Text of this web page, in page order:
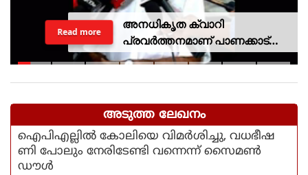
അനധികൃത ക്വാറി
പ്രവര്‍ത്തനമാണ് പാണക്കാട്
ഉരുള്‍പൊട്ടലിന്
Read more
അടുത്ത ലേഖനം
ഐപിഎല്ലിൽ കോലിയെ വിമർശിച്ചു, വധഭീഷ
ണി പോലും നേരിടേണ്ടി വന്നെന്ന് സൈമൺ
ഡൗൾ